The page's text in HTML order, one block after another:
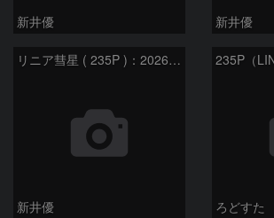
新井優 新井優
リニア彗星 ( 235P )：2026/07/08
新井優
235P（
ろどすた